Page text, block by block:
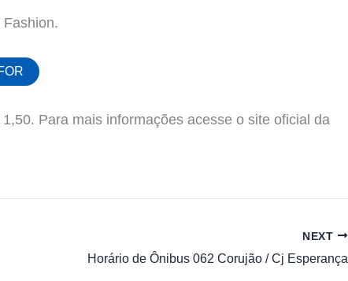
Para mais informações acesse o site oficial da
NEXT
Horário de Ônibus 062 Corujão / Cj Esperança